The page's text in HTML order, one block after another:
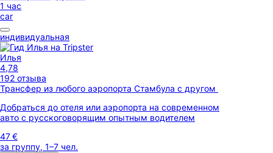
1 час
car
индивидуальная
Илья
4,78
192 отзыва
​​Трансфер из любого аэропорта Стамбула с другом
Добраться до отеля или аэропорта на современном
авто с русскоговорящим опытным водителем
47 €
за группу, 1–7 чел.